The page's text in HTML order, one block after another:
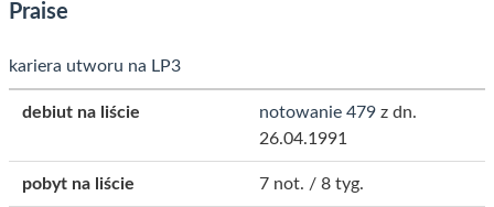
Praise
kariera utworu na LP3
debiut na liście notowanie 479 z dn.
26.04.1991
pobyt na liście 7 not. / 8 tyg.